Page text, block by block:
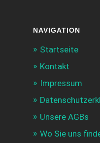
NAVIGATION
Startseite
Kontakt
Impressum
Unsere AGBs
Wo Sie uns